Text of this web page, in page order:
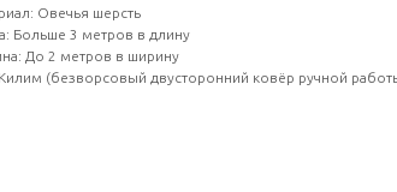
Овечья шерсть
Больше 3 метров в длину
До 2 метров в ширину
(безворсовый двусторонний ковёр ручной